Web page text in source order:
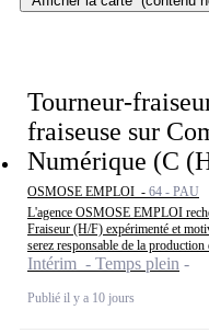
Tourneur-
fraiseuse sur
Numérique (C
OSMOSE EMPLOI - 64 - PAU
L'agence OSMOSE EMPLOI
Fraiseur (H/F) expérimenté et
serez responsable de la production
Intérim - Temps plein
Publié il y a 10 jours